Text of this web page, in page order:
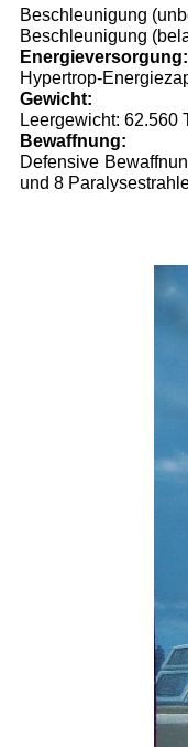
Beschleunigung
Beschleunigung
Energieversorgung:
Hypertrop-
Gewicht:
Leergewicht: 62.560
Bewaffnung:
Defensive
und 8